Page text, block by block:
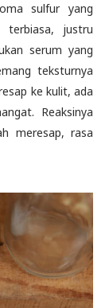
sulfur yang
terbiasa, justru
serum yang
teksturnya
ke kulit, ada
Reaksinya
meresap, rasa